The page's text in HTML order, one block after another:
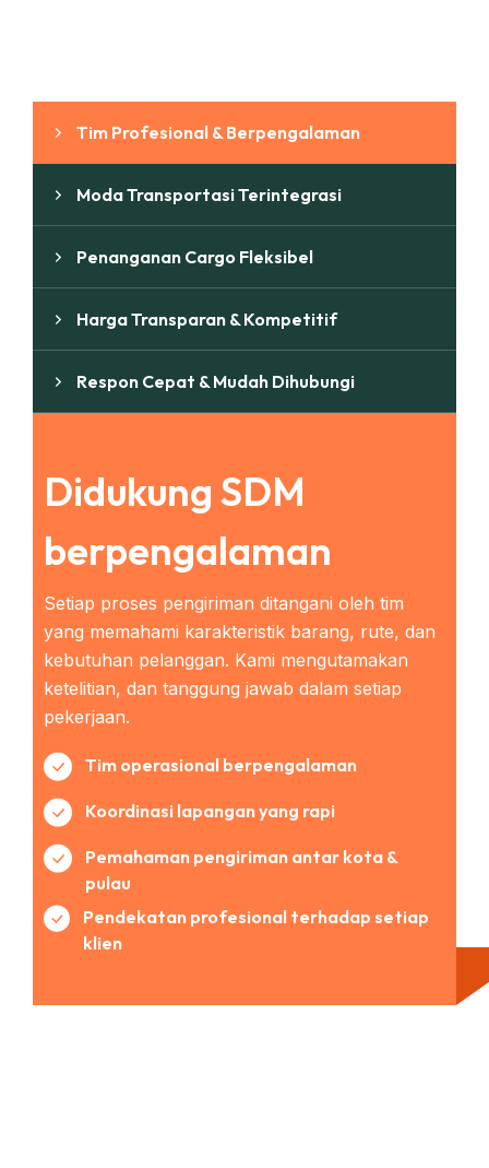
Tim Profesional & Berpengalaman
Moda Transportasi Terintegrasi
Penanganan Cargo Fleksibel
Harga Transparan & Kompetitif
Respon Cepat & Mudah Dihubungi
Didukung SDM
berpengalaman
Setiap proses pengiriman ditangani oleh tim
yang memahami karakteristik barang, rute, dan
kebutuhan pelanggan. Kami mengutamakan
ketelitian, dan tanggung jawab dalam setiap
pekerjaan.
Tim operasional berpengalaman
Koordinasi lapangan yang rapi
Pemahaman pengiriman antar kota &
pulau
Pendekatan profesional terhadap setiap
klien